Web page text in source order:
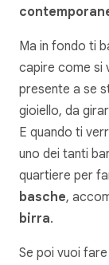
Ma in fondo ti
capire come si
presente a se
gioiello, da
E quando ti
uno dei tanti
quartiere per
basche,
birra.
Se poi vuoi